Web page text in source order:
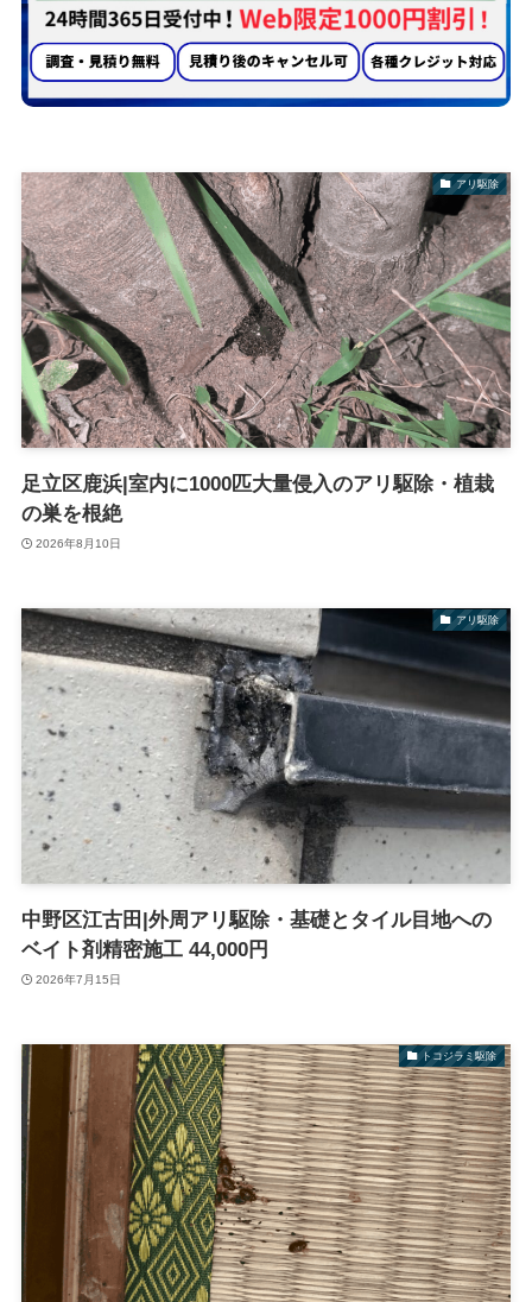
アリ駆除
足立区鹿浜|室内に1000匹大量侵入のアリ駆除・植栽
の巣を根絶
2026年8月10日
アリ駆除
中野区江古田|外周アリ駆除・基礎とタイル目地への
ベイト剤精密施工 44,000円
2026年7月15日
トコジラミ駆除